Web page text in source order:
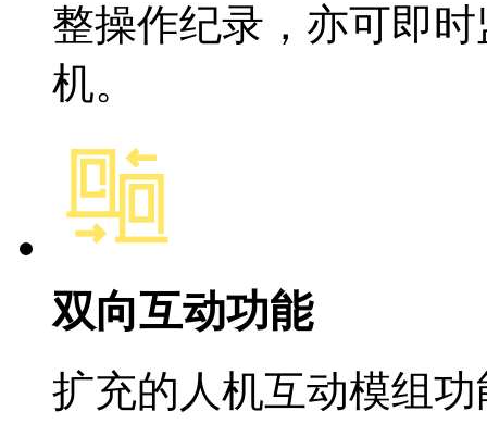
整操作纪录，亦可即
机。
双向互动功能
扩充的人机互动模组